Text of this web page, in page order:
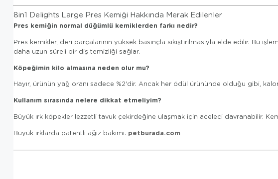
8in1 Delights Large Pres Kemiği Hakkında Merak Edilenler
Pres kemiğin normal düğümlü kemiklerden farkı nedir?
Pres kemikler, deri parçalarının yüksek basınçla sıkıştırılmasıyla elde edilir. Bu
daha uzun süreli bir diş temizliği sağlar.
Köpeğimin kilo almasına neden olur mu?
Hayır, ürünün yağ oranı sadece %2'dir. Ancak her ödül ürününde olduğu gibi,
Kullanım sırasında nelere dikkat etmeliyim?
Büyük ırk köpekler lezzetli tavuk çekirdeğine ulaşmak için aceleci davranabilir.
Büyük ırklarda patentli ağız bakımı: petburada.com